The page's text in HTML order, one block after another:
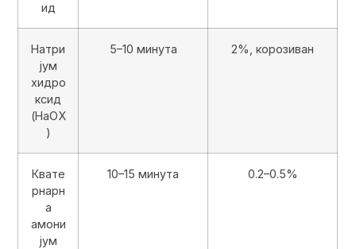
ид
Натри
јум
хидро
ксид
(НаОХ
)
5–10 минута 2%, корозиван
Квате
рнарн
а
амони
јум
10–15 минута 0.2–0.5%